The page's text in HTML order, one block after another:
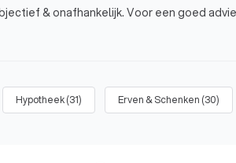
& onafhankelijk. Voor een goed
Hypotheek(31) Erven & Schenken (30)